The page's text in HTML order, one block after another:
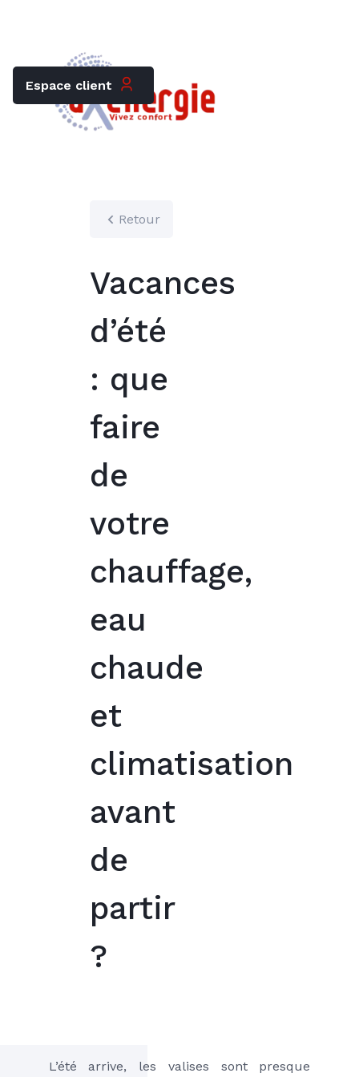
Espace client
Retour
Vacances
d’été
: que
faire
de
votre
chauffage,
eau
chaude
et
climatisation
avant
de
partir
?
L’été arrive, les valises sont presque